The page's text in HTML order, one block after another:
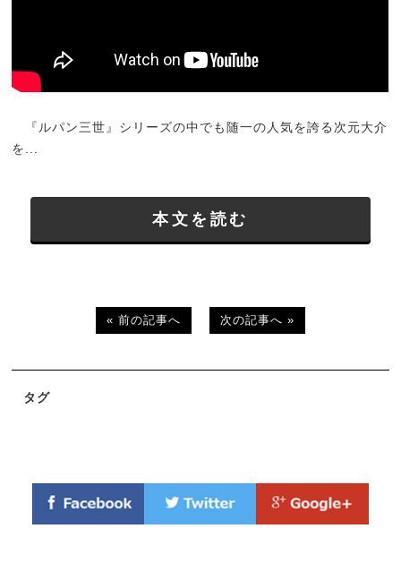
『ルパン三世』シリーズの中でも随一の人気を誇る次元大介
を...
本文を読む
« 前の記事へ 次の記事へ »
タグ